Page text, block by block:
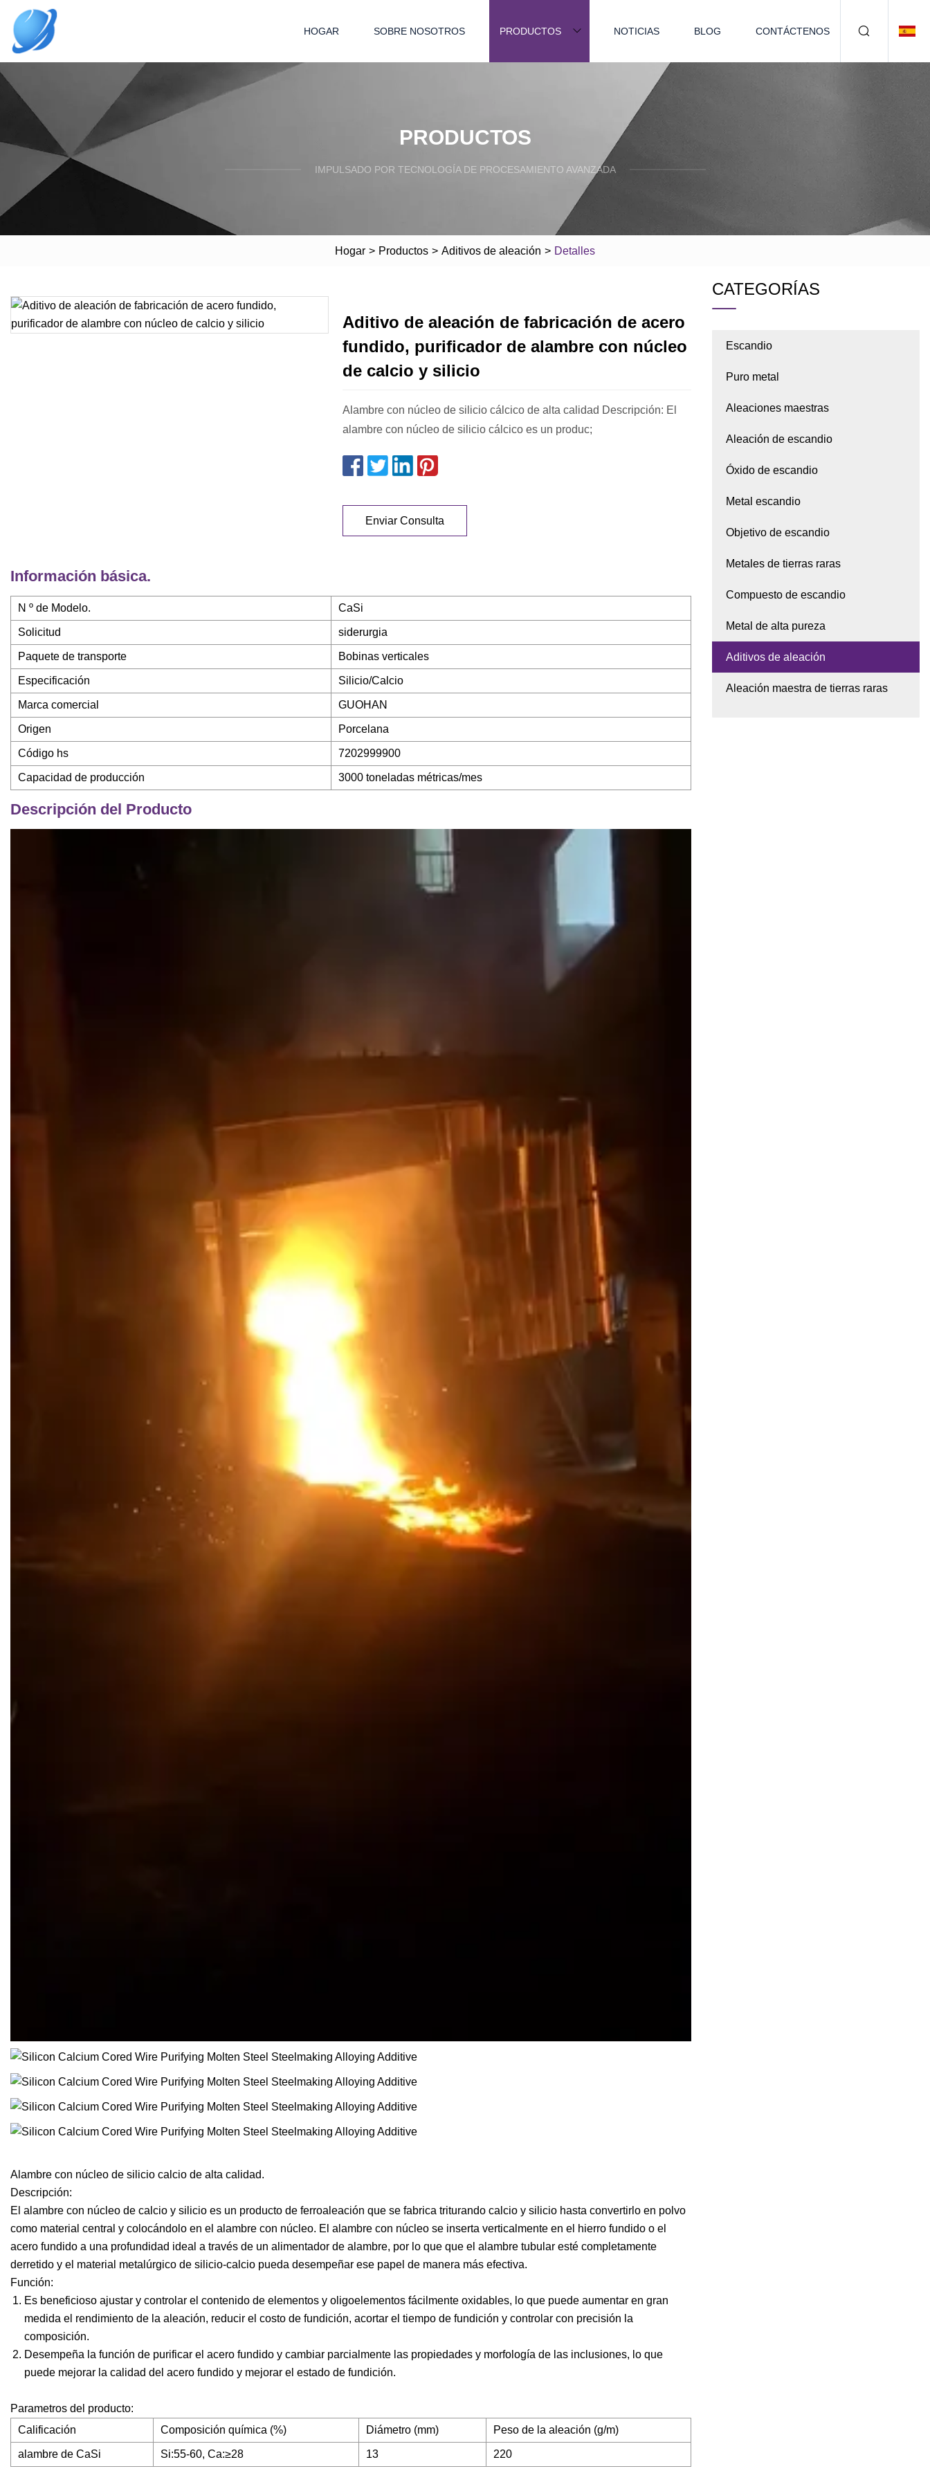
HOGAR SOBRE NOSOTROS PRODUCTOS NOTICIAS BLOG CONTÁCTENOS
PRODUCTOS
IMPULSADO POR TECNOLOGÍA DE PROCESAMIENTO AVANZADA
Hogar > Productos > Aditivos de aleación > Detalles
Aditivo de aleación de fabricación de acero
fundido, purificador de alambre con núcleo
de calcio y silicio
Alambre con núcleo de silicio cálcico de alta calidad Descripción: El
alambre con núcleo de silicio cálcico es un produc;
Enviar Consulta
Información básica.
N º de Modelo. CaSi
Solicitud siderurgia
Paquete de transporte Bobinas verticales
Especificación Silicio/Calcio
Marca comercial GUOHAN
Origen Porcelana
Código hs 7202999900
Capacidad de producción 3000 toneladas métricas/mes
Descripción del Producto
Alambre con núcleo de silicio calcio de alta calidad.
Descripción:
El alambre con núcleo de calcio y silicio es un producto de ferroaleación que se fabrica triturando calcio y silicio hasta convertirlo en polvo
como material central y colocándolo en el alambre con núcleo. El alambre con núcleo se inserta verticalmente en el hierro fundido o el
acero fundido a una profundidad ideal a través de un alimentador de alambre, por lo que que el alambre tubular esté completamente
derretido y el material metalúrgico de silicio-calcio pueda desempeñar ese papel de manera más efectiva.
Función:
Es beneficioso ajustar y controlar el contenido de elementos y oligoelementos fácilmente oxidables, lo que puede aumentar en gran
medida el rendimiento de la aleación, reducir el costo de fundición, acortar el tiempo de fundición y controlar con precisión la
composición.
Desempeña la función de purificar el acero fundido y cambiar parcialmente las propiedades y morfología de las inclusiones, lo que
puede mejorar la calidad del acero fundido y mejorar el estado de fundición.
Parametros del producto:
Calificación
Composición química (%) Diámetro (mm) Peso de la aleación (g/m)
alambre de CaSi Si:55-60, Ca:≥28 13 220
CATEGORÍAS
Escandio
Puro metal
Aleaciones maestras
Aleación de escandio
Óxido de escandio
Metal escandio
Objetivo de escandio
Metales de tierras raras
Compuesto de escandio
Metal de alta pureza
Aditivos de aleación
Aleación maestra de tierras raras